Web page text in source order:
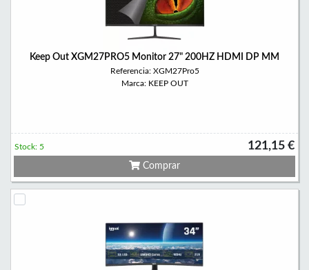
Keep Out XGM27PRO5 Monitor 27" 200HZ HDMI DP MM
Referencia: XGM27Pro5
Marca: KEEP OUT
121,15 €
Stock: 5
Comprar